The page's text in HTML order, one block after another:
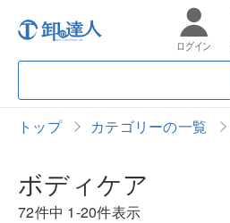
ログイン
トップ カテゴリーの一覧
ボディケア
72件中 1-20件表示